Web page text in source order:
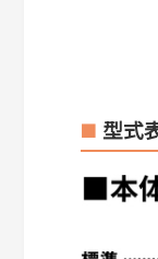
型式